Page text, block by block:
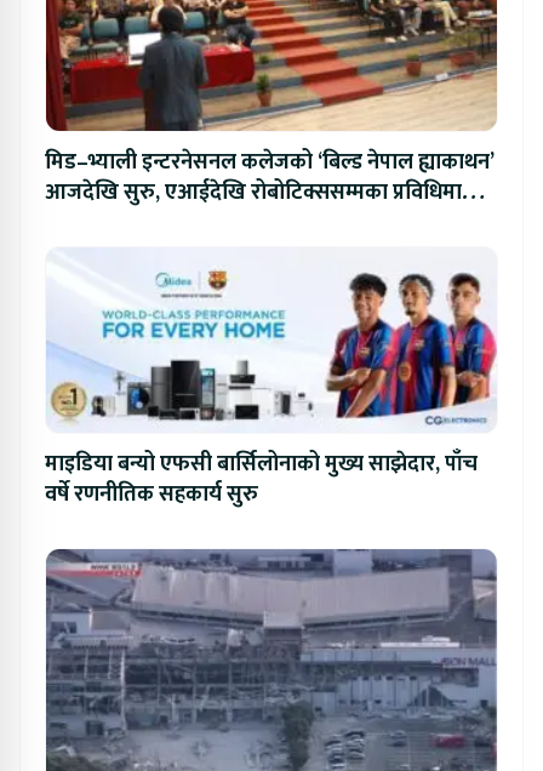
मिड–भ्याली इन्टरनेसनल कलेजको ‘बिल्ड नेपाल ह्याकाथन’
आजदेखि सुरु, एआईदेखि रोबोटिक्ससम्मका प्रविधिमा
माइडिया बन्यो एफसी बार्सिलोनाको मुख्य साझेदार, पाँच
वर्षे रणनीतिक सहकार्य सुरु